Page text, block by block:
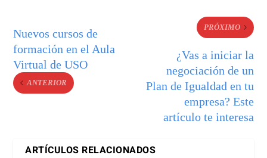
Nuevos cursos de
formación en el Aula
Virtual de USO
ANTERIOR
PRÓXIMO
¿Vas a iniciar la
negociación de un
Plan de Igualdad en tu
empresa? Este
artículo te interesa
ARTÍCULOS RELACIONADOS